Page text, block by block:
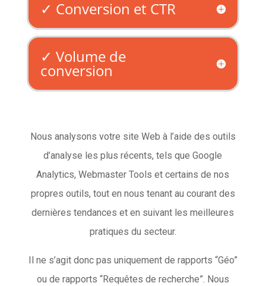
✓ Conversion et CTR
✓ Volume de
conversion
Nous analysons votre site Web à l’aide des outils
d’analyse les plus récents, tels que Google
Analytics, Webmaster Tools et certains de nos
propres outils, tout en nous tenant au courant des
dernières tendances et en suivant les meilleures
pratiques du secteur.
Il ne s’agit donc pas uniquement de rapports “Géo”
ou de rapports “Requêtes de recherche”. Nous